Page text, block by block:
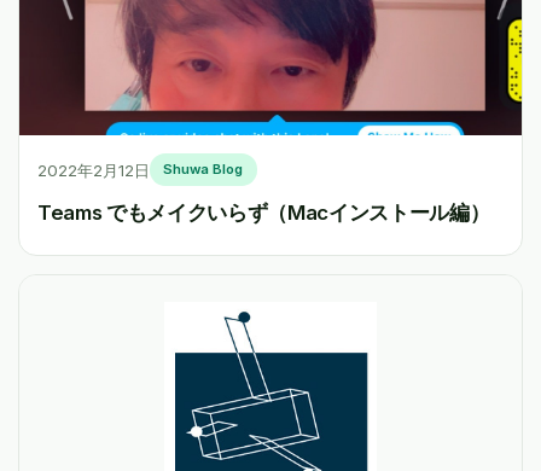
2022年2月12日 Shuwa Blog
Teams でもメイクいらず（Macインストール編）